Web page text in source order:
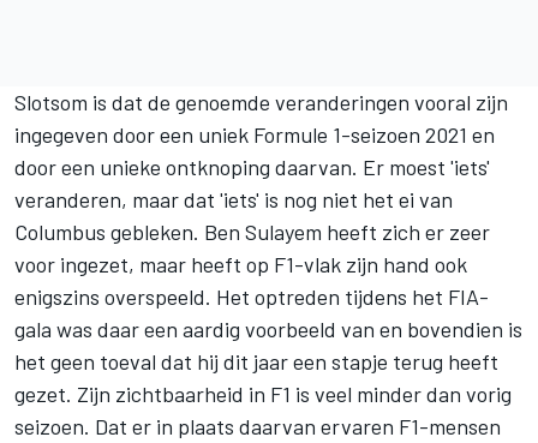
Slotsom is dat de genoemde veranderingen vooral zijn
ingegeven door een uniek Formule 1-seizoen 2021 en
door een unieke ontknoping daarvan. Er moest 'iets'
veranderen, maar dat 'iets' is nog niet het ei van
Columbus gebleken. Ben Sulayem heeft zich er zeer
voor ingezet, maar heeft op F1-vlak zijn hand ook
enigszins overspeeld. Het optreden tijdens het FIA-
gala was daar een aardig voorbeeld van en bovendien is
het geen toeval dat hij dit jaar een stapje terug heeft
gezet. Zijn zichtbaarheid in F1 is veel minder dan vorig
seizoen. Dat er in plaats daarvan ervaren F1-mensen